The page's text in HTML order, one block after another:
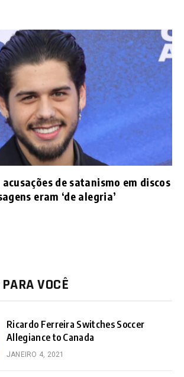
de satanismo em discos
eram ‘de alegria’
VOCÊ
Ricardo Ferreira Switches Soccer
Allegiance to Canada
JANEIRO 4, 2021